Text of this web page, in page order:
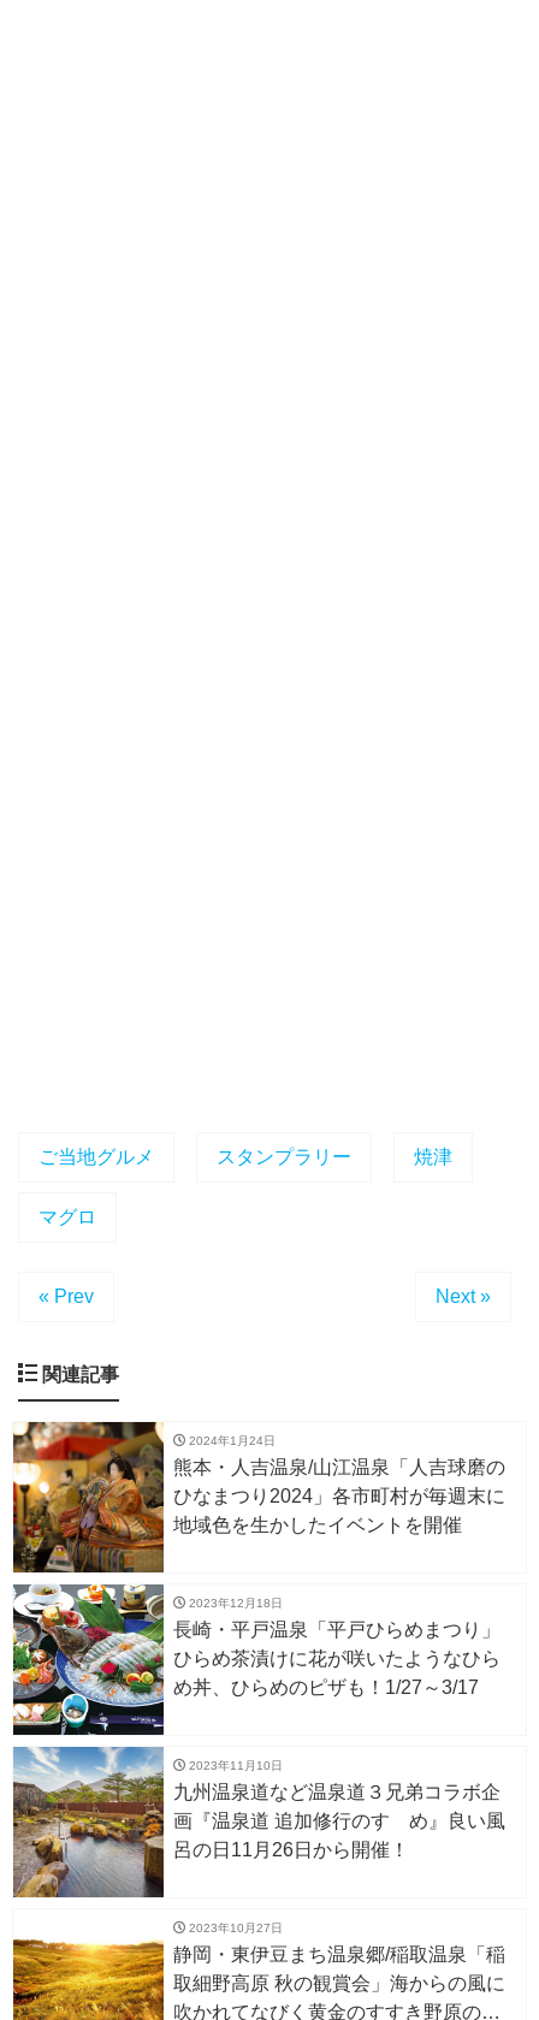
ご当地グルメ スタンプラリー 焼津
マグロ
« Prev Next »
関連記事
2024年1月24日
熊本・人吉温泉/山江温泉「人吉球磨の
ひなまつり2024」各市町村が毎週末に
地域色を生かしたイベントを開催
2023年12月18日
長崎・平戸温泉「平戸ひらめまつり」
ひらめ茶漬けに花が咲いたようなひら
め丼、ひらめのピザも！1/27～3/17
2023年11月10日
九州温泉道など温泉道３兄弟コラボ企
画『温泉道 追加修行のすゝめ』良い風
呂の日11月26日から開催！
2023年10月27日
静岡・東伊豆まち温泉郷/稲取温泉「稲
取細野高原 秋の観賞会」海からの風に
吹かれてなびく黄金のすすき野原の絶